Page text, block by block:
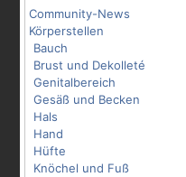
Community-News
Körperstellen
Bauch
Brust und Dekolleté
Genitalbereich
Gesäß und Becken
Hals
Hand
Hüfte
Knöchel und Fuß